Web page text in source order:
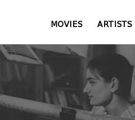
MOVIES ARTISTS